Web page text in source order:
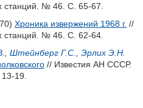
станций. № 46. С. 65-67.
Хроника извержений 1968 г. //
станций. № 46. С. 62-64.
Штейнберг Г.С.
Эрлих Э.Н.
// Известия АН СССР.
19.